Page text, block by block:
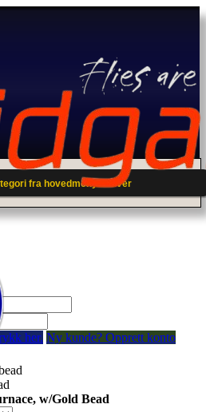
fra hovedmenyen over
her. Ny kunde? Opprett konto
w/Gold Bead